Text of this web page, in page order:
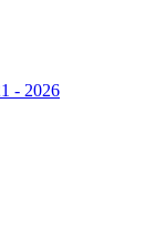
- 2026